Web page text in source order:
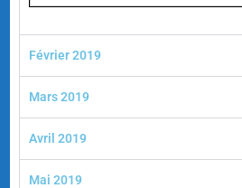
Février 2019
Mars 2019
Avril 2019
Mai 2019